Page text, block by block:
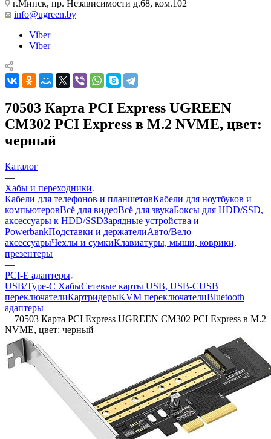
г.Минск, пр. Независимости д.68, ком.102
info@ugreen.by
Viber
Viber
70503 Карта PCI Express UGREEN
CM302 PCI Express в M.2 NVME, цвет:
черный
Каталог
—
Хабы и переходники
Кабели для телефонов и планшетовКабели для ноутбуков и
компьютеровВсё для видеоВсё для звукаБоксы для HDD/SSD,
аксессуары к HDD/SSDЗарядные устройства и
PowerbankПодставки и держателиАвто/Вело
аксессуарыЧехлы и сумкиКлавиатуры, мыши, коврики,
презентеры
—
PCI-E адаптеры
USB/Type-C ХабыСетевые карты USB, USB-CUSB
переключателиКартридерыKVM переключателиBluetooth
адаптеры
—70503 Карта PCI Express UGREEN CM302 PCI Express в M.2
NVME, цвет: черный